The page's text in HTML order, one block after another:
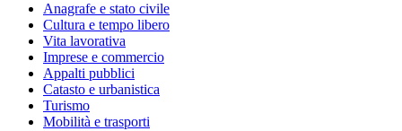
Anagrafe e stato civile
Cultura e tempo libero
Vita lavorativa
Imprese e commercio
Appalti pubblici
Catasto e urbanistica
Turismo
Mobilità e trasporti